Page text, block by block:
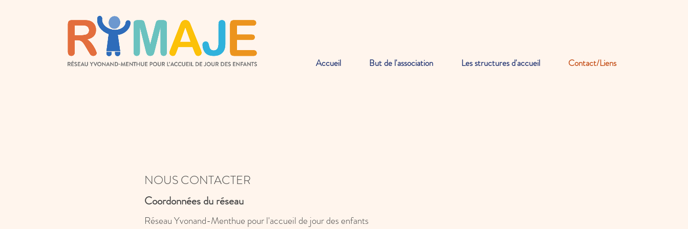
Accueil But de l'association Les structures d'accueil Contact/Liens
NOUS CONTACTER
Coordonnées du réseau
Réseau Yvonand-Menthue pour l'accueil de jour des enfants